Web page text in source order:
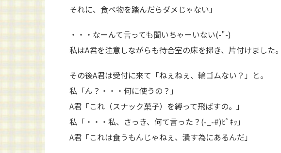
それに、食べ物を踏んだらダメじゃない」
・・・なーんて言っても聞いちゃーいない(-"-)
私はA君を注意しながらも待合室の床を掃き、片付けました。
その後A君は受付に来て「ねぇねぇ、輪ゴムない？」と。
私「ん？・・・何に使うの？」
A君「これ（スナック菓子）を縛って飛ばすの。」
私「・・・私、さっき、何て言った？(-_-#)ﾋﾟｷｯ」
A君「これは食うもんじゃねぇ、潰す為にあるんだ」